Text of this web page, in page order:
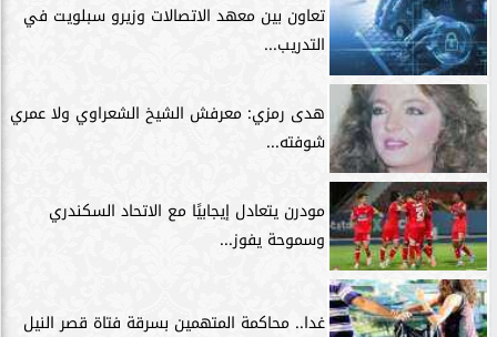
تعاون بين معهد الاتصالات وزيرو سبلويت في
التدريب...
هدى رمزي: معرفش الشيخ الشعراوي ولا عمري
شوفته...
مودرن يتعادل إيجابيًا مع الاتحاد السكندري
وسموحة يفوز...
غدا.. محاكمة المتهمين بسرقة فتاة قصر النيل